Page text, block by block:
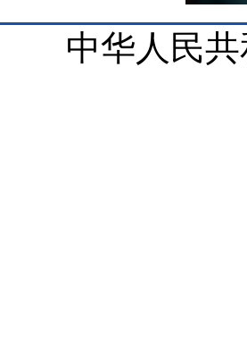
中华人民